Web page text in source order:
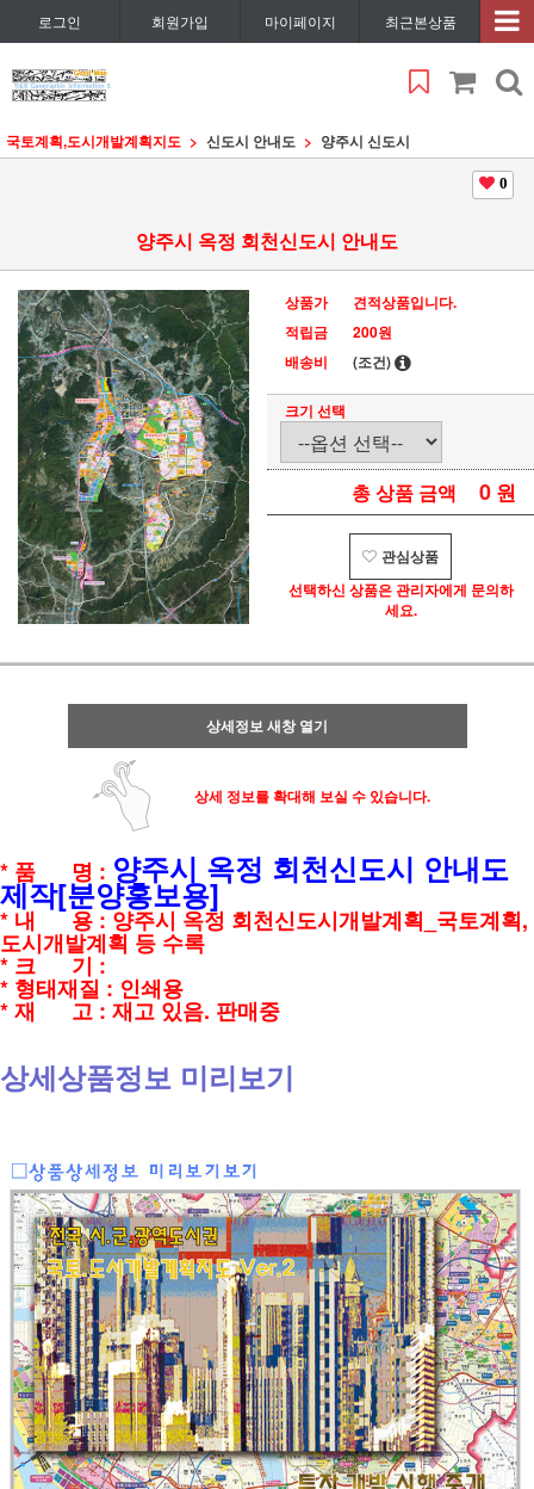
로그인 회원가입 마이페이지 최근본상품
국토계획,도시개발계획지도 신도시 안내도 양주시 신도시
0
양주시 옥정 회천신도시 안내도
상품가
견적상품입니다.
적립금
200원
배송비
(조건)
크기 선택
총 상품 금액 0 원
관심상품
선택하신 상품은 관리자에게 문의하
세요.
상세정보 새창 열기
상세 정보를 확대해 보실 수 있습니다.
* 품 명 : 양주시 옥정 회천신도시 안내도
제작[분양홍보용]
* 내 용 : 양주시 옥정 회천신도시개발계획_국토계획,
도시개발계획 등 수록
* 크 기 :
* 형태재질 : 인쇄용
* 재 고 : 재고 있음. 판매중
상세상품정보 미리보기